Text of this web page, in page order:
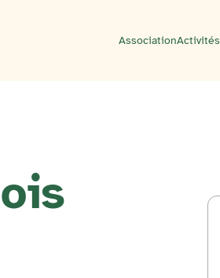
AssociationActivités